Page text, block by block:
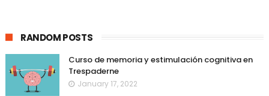
RANDOM POSTS
Curso de memoria y estimulación cognitiva en
Trespaderne
January 17, 2022